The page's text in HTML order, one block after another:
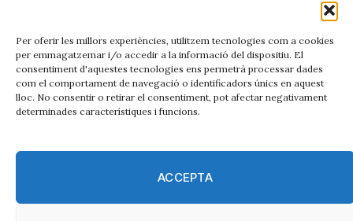
Per oferir les millors experiències, utilitzem tecnologies com a cookies
per emmagatzemar i/o accedir a la informació del dispositiu. El
consentiment d'aquestes tecnologies ens permetrà processar dades
com el comportament de navegació o identificadors únics en aquest
lloc. No consentir o retirar el consentiment, pot afectar negativament
determinades característiques i funcions.
ACCEPTA
08010, Barcelona
Contacta'ns
Email:
catmet@periodismeplural.cat
Telèfon: